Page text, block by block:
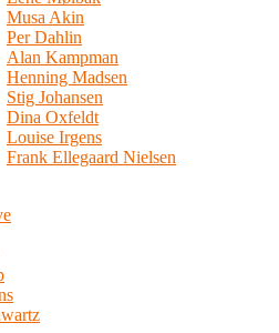
Musa Akin
Per Dahlin
Alan Kampman
Henning Madsen
Stig Johansen
Dina Oxfeldt
Louise Irgens
Frank Ellegaard Nielsen